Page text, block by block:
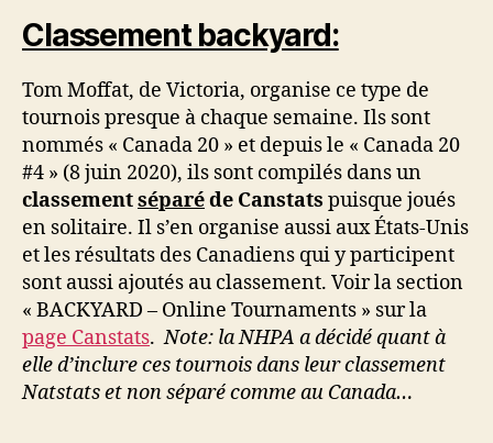
Classement backyard:
Tom Moffat, de Victoria, organise ce type de
tournois presque à chaque semaine. Ils sont
nommés « Canada 20 » et depuis le « Canada 20
#4 » (8 juin 2020), ils sont compilés dans un
classementséparéde Canstats puisque joués
en solitaire. Il s’en organise aussi aux États-Unis
et les résultats des Canadiens qui y participent
sont aussi ajoutés au classement. Voir la section
« BACKYARD – Online Tournaments » sur la
page Canstats.Note: la NHPA a décidé quant à
elle d’inclure ces tournois dans leur classement
Natstats et non séparé comme au Canada…